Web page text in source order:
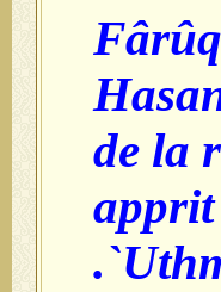
de la
apprit